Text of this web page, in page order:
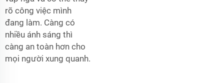
rõ công việc mình
đang làm. Càng có
nhiều ánh sáng thì
càng an toàn hơn cho
mọi người xung quanh.